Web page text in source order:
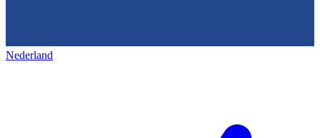
Nederland